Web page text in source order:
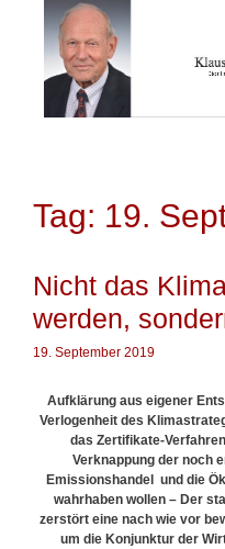
Tag: 19.
Nicht das
werden,
19. September 2019
Aufklärung aus eigener
Verlogenheit des
das Zertifikate-
Verknappung der noch
Emissionshandel und die
wahrhaben wollen – Der
zerstört eine nach wie vor
um die Konjunktur der